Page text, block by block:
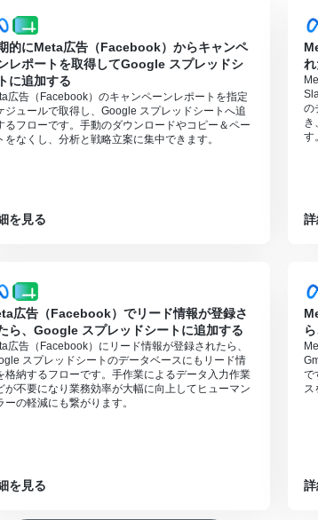
的にMeta広告（Facebook）からキャンペ
レポートを取得してGoogle スプレッドシ
に追加する
広告（Facebook）のキャンペーンレポートを指定
ジュールで取得し、Google スプレッドシートへ追
るフローです。手動のダウンロードやコピー＆ペー
をなくし、分析と戦略立案に集中できます。
を見る
の
す
広告（Facebook）でリード情報が登録さ
ら、Google スプレッドシートに追加する
広告（Facebook）にリード情報が登録されたら、
スプレッドシートのデータベースにもリード情
格納するフローです。手作業によるデータ入力作業
が不要になり業務効率が大幅に向上してヒューマン
ーの軽減にも繋がります。
を見る
で
ス